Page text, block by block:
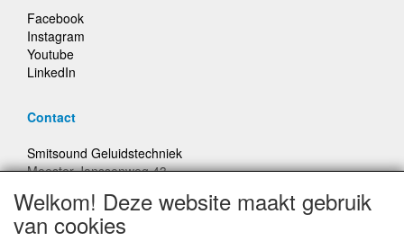
Facebook
Instagram
Youtube
LinkedIn
Contact
Smitsound Geluidstechniek
Meester Janssenweg 43
E-mail: info@smitsound.nl
Telefoon: +31-(0)6-22256322
Welkom! Deze website maakt gebruik
van cookies